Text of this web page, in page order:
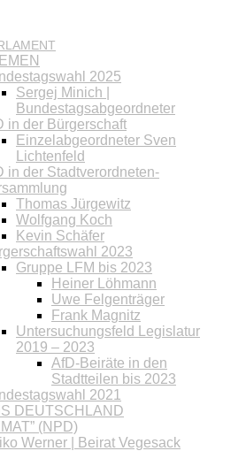
2025
Sergej Minich |
Bundestagsabgeordneter
in der Bürgerschaft
Einzelabgeordneter Sven
Lichtenfeld
in der Stadtverordneten-
Thomas Jürgewitz
Wolfgang Koch
Kevin Schäfer
2023
Gruppe LFM bis 2023
Heiner Löhmann
Uwe Felgenträger
Frank Magnitz
Untersuchungsfeld Legislatur
2019 – 2023
AfD-Beiräte in den
Stadtteilen bis 2023
2021
DEUTSCHLAND
(NPD)
Werner | Beirat Vegesack